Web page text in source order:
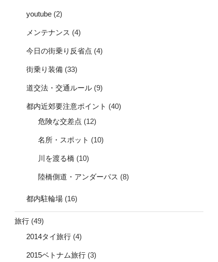
youtube (2)
メンテナンス (4)
今日の街乗り反省点 (4)
街乗り装備 (33)
道交法・交通ルール (9)
都内近郊要注意ポイント (40)
危険な交差点 (12)
名所・スポット (10)
川を渡る橋 (10)
陸橋側道・アンダーパス (8)
都内駐輪場 (16)
旅行 (49)
2014タイ旅行 (4)
2015ベトナム旅行 (3)